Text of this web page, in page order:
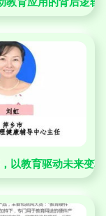
以教育驱动未来变革